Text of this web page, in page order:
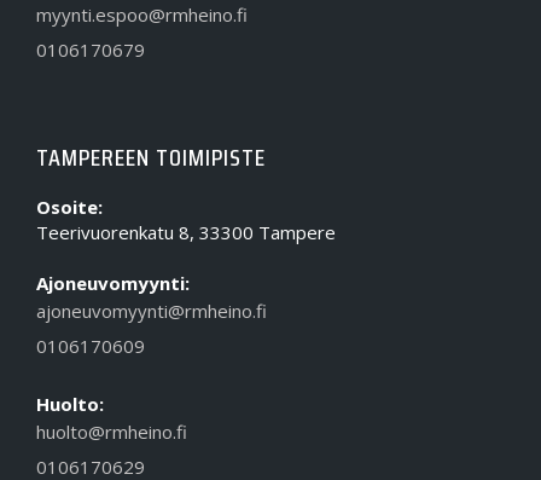
myynti.espoo@rmheino.fi
0106170679
TAMPEREEN TOIMIPISTE
Osoite:
Teerivuorenkatu 8, 33300 Tampere
Ajoneuvomyynti:
ajoneuvomyynti@rmheino.fi
0106170609
Huolto:
huolto@rmheino.fi
0106170629